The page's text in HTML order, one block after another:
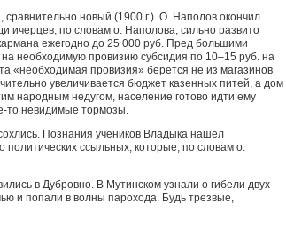
новый (1900 г.). О. Наполов окончил
ичерцев, по словам о. Наполова, сильно развито
ежегодно до 25 000 руб. Пред большими
необходимую провизию субсидия по 10–15 руб. на
«необходимая провизия» берется не из магазинов
увеличивается бюджет казенных питей, а дом
народным недугом, население готово идти ему
то невидимые тормозы.
Познания учеников Владыка нашел
ссыльных, которые, по словам о.
в Дубровно. В Мутинском узнали о гибели двух
и попали в волны парохода. Будь трезвые,